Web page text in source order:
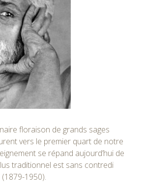
floraison de grands sages
vers le premier quart de notre
se répand aujourd’hui de
traditionnel est sans contredi
(1879-1950).